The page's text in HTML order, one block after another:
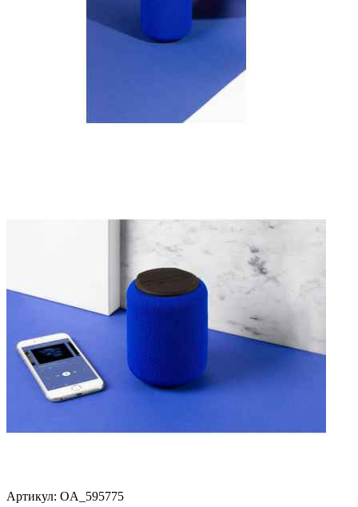
Артикул: OA_595775